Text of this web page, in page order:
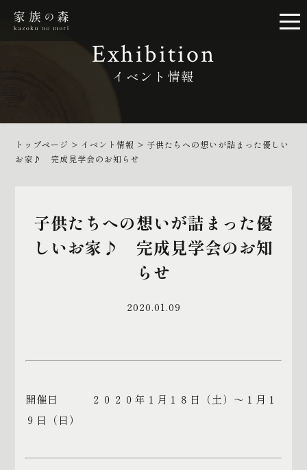
Exhibition
イベント情報
トップページ > イベント情報 > 子供たちへの想いが詰まった優しい
お家♪ 完成見学会のお知らせ
子供たちへの想いが詰まった優
しいお家♪ 完成見学会のお知
らせ
2020.01.09
開催日 ２０２０年１月１８日（土）～１月１
９日（日）